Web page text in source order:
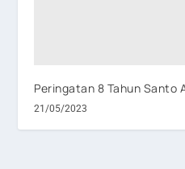
Peringatan 8 Tahun Santo
21/05/2023